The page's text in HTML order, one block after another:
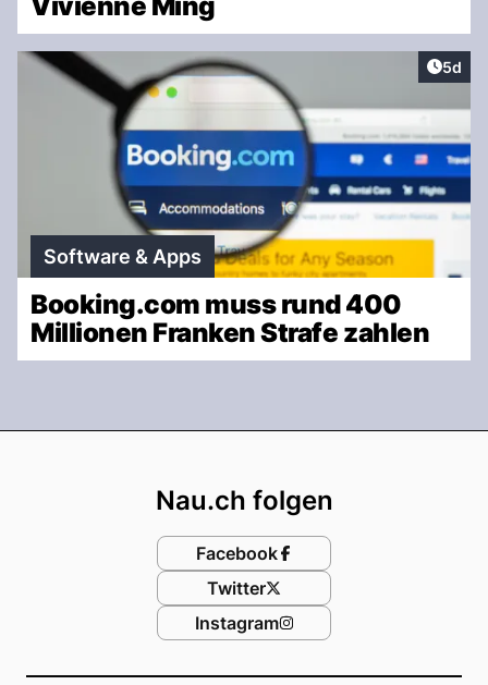
5d
Software & Apps
Booking.com muss rund 400
Millionen Franken Strafe zahlen
Nau.ch folgen
Facebook
Twitter
Instagram